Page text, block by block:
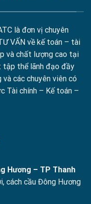
là đơn vị chuyên
VẤN về kế toán – tài
và chất lượng cao tại
tập thể lãnh đạo đầy
các chuyên viên có
Tài chính – Kế toán –
Hương – TP Thanh
cách cầu Đông Hương